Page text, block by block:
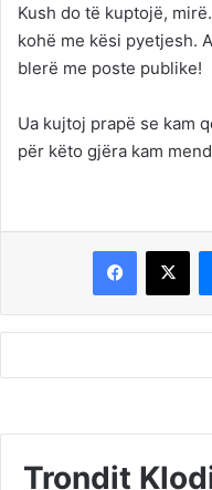
Kush do të kuptojë,
kohë me kësi pyetjesh.
blerë me poste publike!
Ua kujtoj prapë se kam
për këto gjëra kam